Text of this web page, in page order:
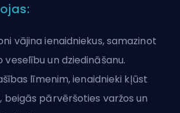
vājina ienaidniekus, samazinot
veselību un dziedināšanu.
līmenim, ienaidnieki kļūst
beigās pārvēršoties varžos un